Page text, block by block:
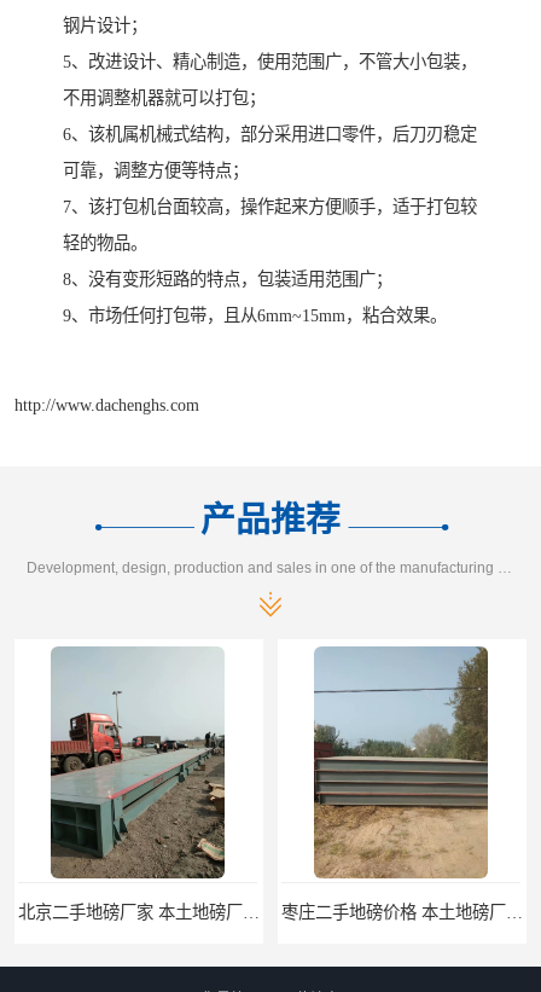
钢片设计；
5、改进设计、精心制造，使用范围广，不管大小包装，
不用调整机器就可以打包；
6、该机属机械式结构，部分采用进口零件，后刀刃稳定
可靠，调整方便等特点；
7、该打包机台面较高，操作起来方便顺手，适于打包较
轻的物品。
8、没有变形短路的特点，包装适用范围广；
9、市场任何打包带，且从6mm~15mm，粘合效果。
http://www.dachenghs.com
产品推荐
Development, design, production and sales in one of the manufacturing enterprises